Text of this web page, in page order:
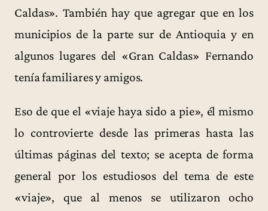
Caldas». También hay que agregar que en los
municipios de la parte sur de Antioquia y en
algunos lugares del «Gran Caldas» Fernando
tenía familiares y amigos.
Eso de que el «viaje haya sido a pie», él mismo
lo controvierte desde las primeras hasta las
últimas páginas del texto; se acepta de forma
general por los estudiosos del tema de este
«viaje», que al menos se utilizaron ocho